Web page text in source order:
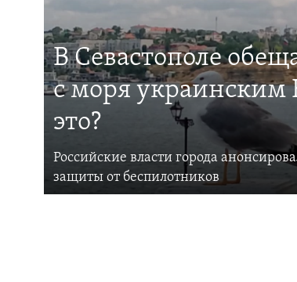
В Севастополе
с моря украинским
это?
Российские власти города
защиты от беспилотников